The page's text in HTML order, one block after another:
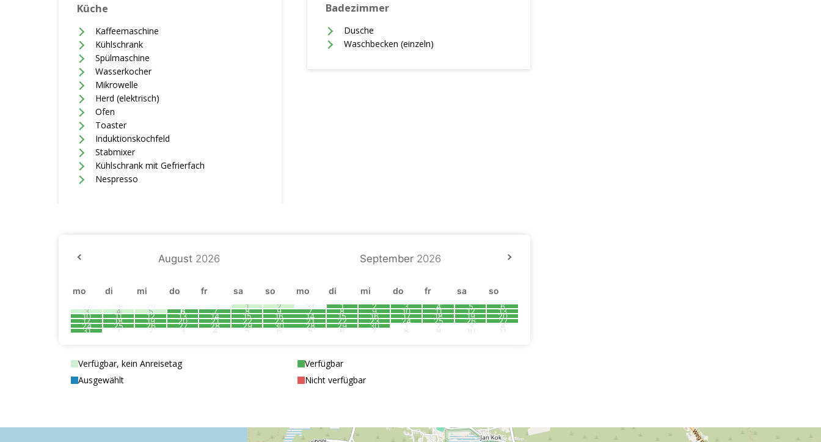
Küche
Kaffeemaschine
Kühlschrank
Spülmaschine
Wasserkocher
Mikrowelle
Herd (elektrisch)
Ofen
Toaster
Induktionskochfeld
Stabmixer
Kühlschrank mit Gefrierfach
Nespresso
Badezimmer
Dusche
Waschbecken (einzeln)
August 2026
mo di mi do fr sa so
1 2
3 4 5 6 7 8 9
10 11 12 13 14 15 16
17 18 19 20 21 22 23
24 25 26 27 28 29 30
31 1 2 3 4 5 6
September 2026
mo di mi do fr sa so
31 1 2 3 4 5 6
7 8 9 10 11 12 13
14 15 16 17 18 19 20
21 22 23 24 25 26 27
28 29 30 1 2 3 4
5 6 7 8 9 10 11
Verfügbar, kein Anreisetag
Verfügbar
Ausgewählt
Nicht verfügbar